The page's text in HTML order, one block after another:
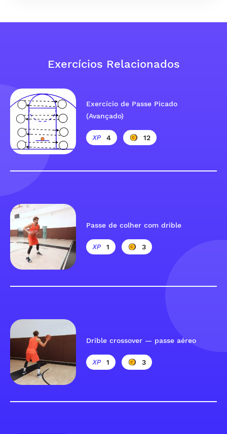
Exercícios Relacionados
Exercício de Passe Picado
(Avançado)
4 12
Passe de colher com drible
1 3
Drible crossover — passe aéreo
1 3